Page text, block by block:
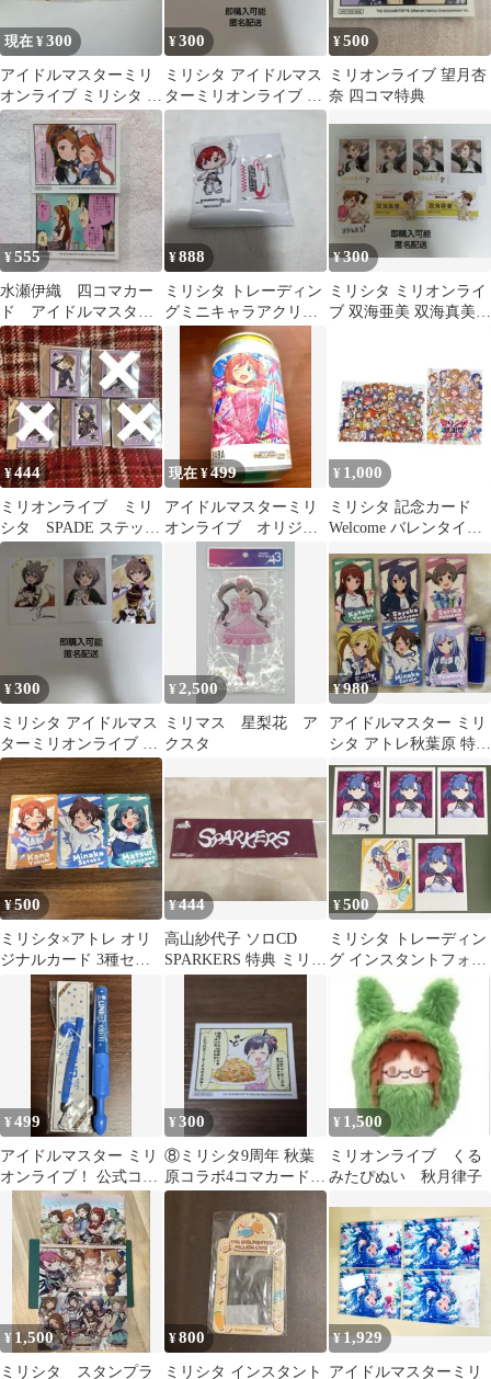
現在 ¥300
アイドルマスターミリ
オンライブ ミリシタ ミ
リマス 望月杏奈 ラバー
マスコット
¥300
ミリシタ アイドルマス
ターミリオンライブ ロ
コ フォト風カード 特典
カード
¥500
ミリオンライブ 望月杏
奈 四コマ特典
¥555
水瀬伊織 四コマカー
ド アイドルマスタ
ー ミリオンライブ
9th ミリシタ
¥888
ミリシタ トレーディン
グミニキャラアクリル
スタンド ジュリア
¥300
ミリシタ ミリオンライ
ブ 双海亜美 双海真美
¥444
ミリオンライブ ミリ
シタ SPADE ステッカ
ー
現在 ¥499
アイドルマスターミリ
オンライブ オリジナ
ルラベル缶 馬場 この
み ミリシタ
¥ 1,000
ミリシタ 記念カード
Welcome バレンタイン /
¥300
ミリシタ アイドルマス
ターミリオンライブ 桜
守歌織 フォト風カード
チェキ
¥ 2,500
ミリマス 星梨花 ア
クスタ
¥980
アイドルマスター ミリ
シタ アトレ秋葉原 特典
カード (6種)
¥500
ミリシタ×アトレ オリ
ジナルカード 3種セッ
¥444
高山紗代子 ソロCD
SPARKERS 特典 ミリオ
¥500
ミリシタ トレーディン
グ インスタントフォト
風カード 他 七尾百合子
5点セット
¥499
アイドルマスター ミリ
オンライブ！ 公式コン
サートライト Fairy
¥300
⑧ミリシタ9周年 秋葉
原コラボ4コマカード
中谷育
¥ 1,500
ミリオンライブ くる
みたぴぬい 秋月律子
¥ 1,500
ミリシタ スタンプラ
¥800
ミリシタ インスタント
¥1,929
アイドルマスターミリ